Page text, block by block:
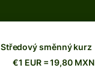
Středový směnný kurz
€1 EUR = 19,80 MXN